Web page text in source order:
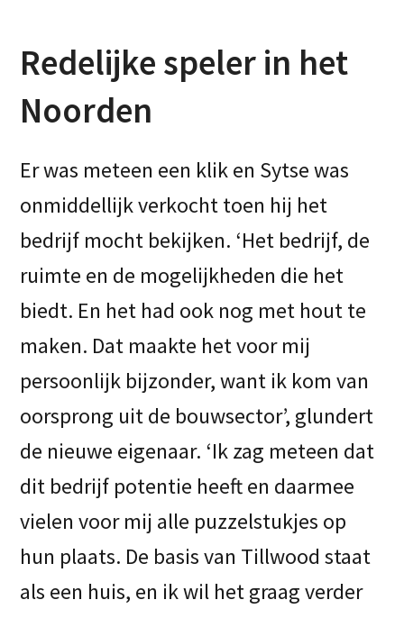
Redelijke speler in het
Noorden
Er was meteen een klik en Sytse was
onmiddellijk verkocht toen hij het
bedrijf mocht bekijken. ‘Het bedrijf, de
ruimte en de mogelijkheden die het
biedt. En het had ook nog met hout te
maken. Dat maakte het voor mij
persoonlijk bijzonder, want ik kom van
oorsprong uit de bouwsector’, glundert
de nieuwe eigenaar. ‘Ik zag meteen dat
dit bedrijf potentie heeft en daarmee
vielen voor mij alle puzzelstukjes op
hun plaats. De basis van Tillwood staat
als een huis, en ik wil het graag verder